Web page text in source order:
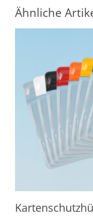
Ähnliche